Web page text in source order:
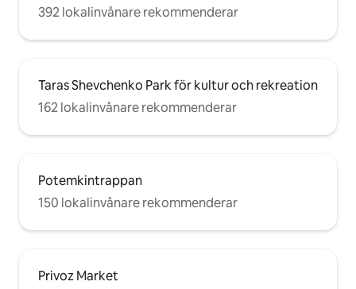
392 lokalinvånare rekommenderar
Taras Shevchenko Park för kultur och rekreation
162 lokalinvånare rekommenderar
Potemkintrappan
150 lokalinvånare rekommenderar
Privoz Market